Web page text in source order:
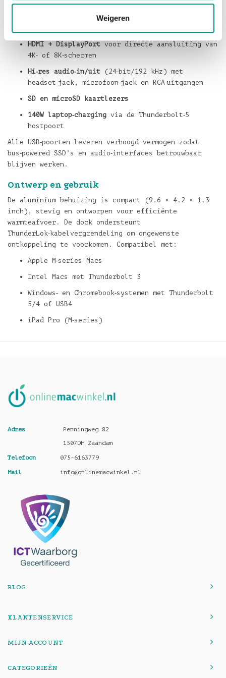
Weigeren
9× USB 3.2 Gen 2 (10Gbps)poorten (4× USB‑A, 5×
HDMI + DisplayPort voor directe aansluiting van
4K‑ of 8K‑schermen
Hi‑res audio‑in/uit (24‑bit/192 kHz) met
headset‑jack, microfoon‑jack en RCA‑uitgangen
SD en microSD kaartlezers
140W laptop‑charging via de Thunderbolt‑5
hostpoort
Alle USB‑poorten leveren verhoogd vermogen zodat
bus‑powered SSD’s en audio‑interfaces betrouwbaar
blijven werken.
Ontwerp en gebruik
De aluminium behuizing is compact (9.6 × 4.2 × 1.3
inch), stevig en ontworpen voor efficiënte
warmteafvoer. De dock ondersteunt
ThunderLok‑kabelvergrendeling om ongewenste
ontkoppeling te voorkomen. Compatibel met:
Apple M‑series Macs
Intel Macs met Thunderbolt 3
Windows‑ en Chromebook‑systemen met Thunderbolt
5/4 of USB4
iPad Pro (M‑series)
Adres
Penningweg 82
1507DH Zaandam
Telefoon 075-6163779
Mail info@onlinemacwinkel.nl
BLOG
KLANTENSERVICE
MIJN ACCOUNT
CATEGORIEËN